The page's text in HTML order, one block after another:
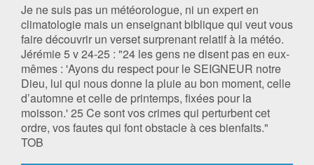
Je ne suis pas un météorologue, ni un expert en
climatologie mais un enseignant biblique qui veut vous
faire découvrir un verset surprenant relatif à la météo.
‭‭Jérémie‬ ‭5 v 24-25‬ ‭: "24 les gens ne disent pas en eux-
mêmes : 'Ayons du respect pour le SEIGNEUR notre
Dieu, lui qui nous donne la pluie au bon moment, celle
d’automne et celle de printemps, fixées pour la
moisson.' 25 Ce sont vos crimes qui perturbent cet
ordre, vos fautes qui font obstacle à ces bienfaits."‬‬‬‬‬‬‬‬
TOB